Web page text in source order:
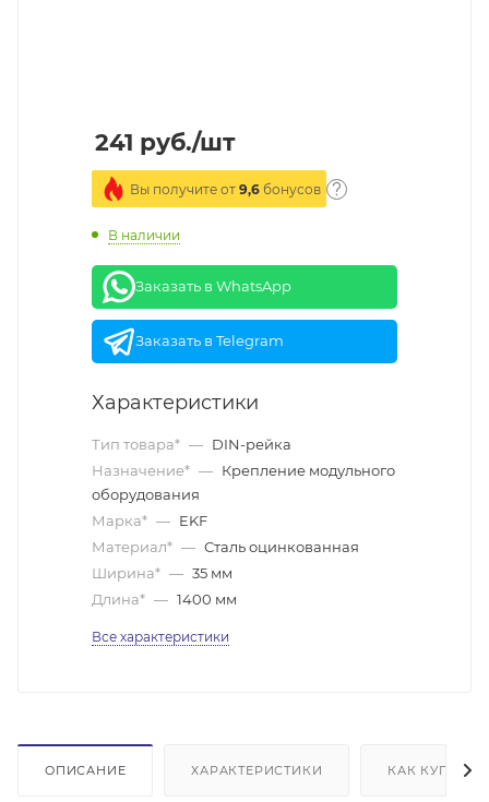
241 руб./шт
Вы получите от 9,6 бонусов
В наличии
Заказать в WhatsApp
Заказать в Telegram
Характеристики
Тип товара* — DIN-рейка
Назначение* — Крепление модульного
оборудования
Марка* — EKF
Материал* — Сталь оцинкованная
Ширина* — 35 мм
Длина* — 1400 мм
Все характеристики
ОПИСАНИЕ ХАРАКТЕРИСТИКИ КАК КУПИТЬ